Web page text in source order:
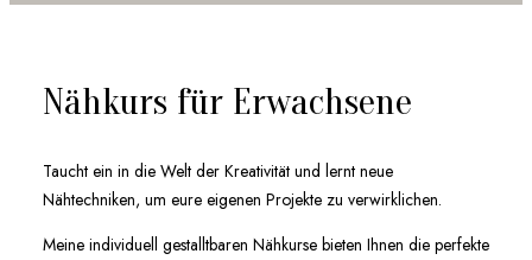
Nähkurs für Erwachsene
Taucht ein in die Welt der Kreativität und lernt neue
Nähtechniken, um eure eigenen Projekte zu verwirklichen.
Meine individuell gestalltbaren Nähkurse bieten Ihnen die perfekte